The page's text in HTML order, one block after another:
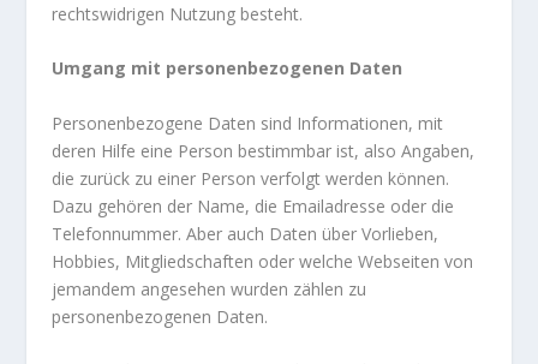
rechtswidrigen Nutzung besteht.
Umgang mit personenbezogenen Daten
Personenbezogene Daten sind Informationen, mit
deren Hilfe eine Person bestimmbar ist, also Angaben,
die zurück zu einer Person verfolgt werden können.
Dazu gehören der Name, die Emailadresse oder die
Telefonnummer. Aber auch Daten über Vorlieben,
Hobbies, Mitgliedschaften oder welche Webseiten von
jemandem angesehen wurden zählen zu
personenbezogenen Daten.